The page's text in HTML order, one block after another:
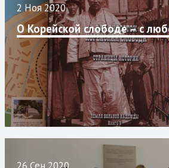
2 Ноя 2020
О Корейской слободе – с